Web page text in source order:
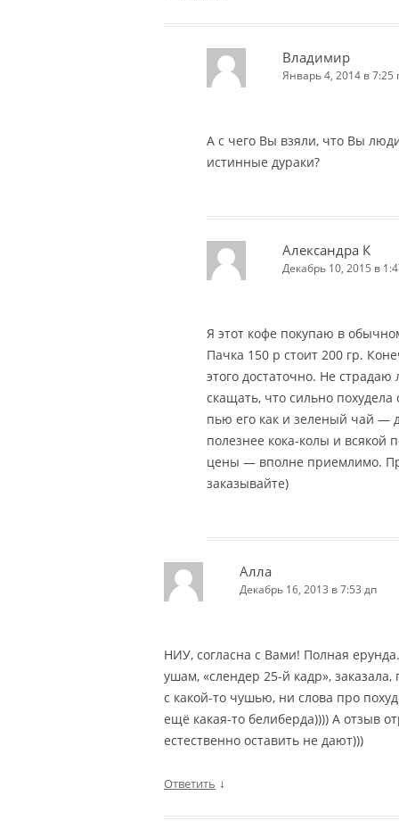
Владимир
Январь 4, 2014 в 7:25
А с чего Вы взяли, что Вы
истинные дураки?
Александра К
Декабрь 10, 2015 в
Я этот кофе покупаю в
Пачка 150 р стоит 200 гр.
этого достаточно. Не
скащать, что сильно
пью его как и зеленый чай —
полезнее кока-колы и всякой
цены — вполне приемлимо.
заказывайте)
Алла
Декабрь 16, 2013 в 7:53 дп
НИУ, согласна с Вами! Полная
ушам, «слендер 25-й кадр»,
с какой-то чушью, ни слова про
ещё какая-то белиберда)))) А отзыв
естественно оставить не дают)))
Ответить ↓